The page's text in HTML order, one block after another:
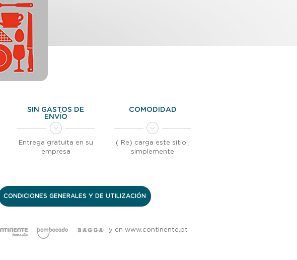
SIN GASTOS DE
ENVÍO
Entrega gratuita en su
empresa
COMODIDAD
( Re) carga este sitio ,
simplemente
CONDICIONES GENERALES Y DE UTILIZACIÓN
y en www.continente.pt